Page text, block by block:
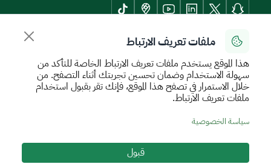
ملفات تعريف الارتباط
هذا الموقع يستخدم ملفات تعريف الارتباط الخاصة للتأكد من
سهولة الاستخدام وضمان تحسين تجربتك أثناء التصفح. من
خلال الاستمرار في تصفح هذا الموقع، فإنك تقر بقبول استخدام
ملفات تعريف الارتباط.
سياسة الخصوصية
قبول
أدوات الإتاحة وامكانية الوصول
سياسة الإستخدام الآمن
جميع الحقوق محفوظة للهيئة العامة للعقار © 2026